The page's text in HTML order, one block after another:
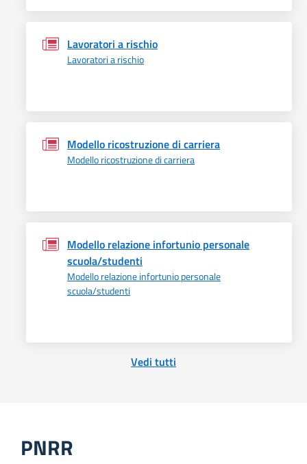
Lavoratori a rischio
Lavoratori a rischio
Modello ricostruzione di carriera
Modello ricostruzione di carriera
Modello relazione infortunio personale
scuola/studenti
Modello relazione infortunio personale
scuola/studenti
Vedi tutti
PNRR